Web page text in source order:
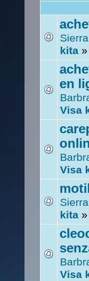
kita »
en
Visa
Visa
kita »
Visa